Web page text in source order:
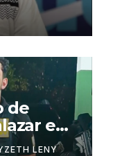
de
en
LENY